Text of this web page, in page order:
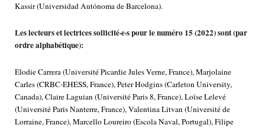
Kassir (Universidad Autónoma de Barcelona).
Les lecteurs et lectrices sollicité·e·s pour le numéro 15 (2022) sont (par
ordre alphabétique):
Elodie Carrera (Université Picardie Jules Verne, France), Marjolaine
Carles (CRBC-EHESS, France), Peter Hodgins (Carleton University,
Canada), Claire Laguian (Université Paris 8, France), Loïse Lelevé
(Université Paris Nanterre, France), Valentina Litvan (Université de
Lorraine, France), Marcello Loureiro (Escola Naval, Portugal), Filipe